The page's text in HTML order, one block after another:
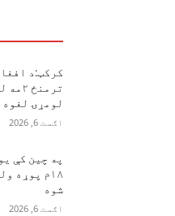
کرکټ:د
لومړۍ لغوه
اګست 6, 2026
۱۸م پوړه
شوه
اګست 6, 2026